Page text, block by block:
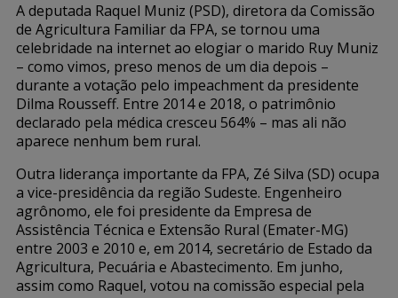
A deputada Raquel Muniz (PSD), diretora da Comissão
de Agricultura Familiar da FPA, se tornou uma
celebridade na internet ao elogiar o marido Ruy Muniz
– como vimos, preso menos de um dia depois –
durante a votação pelo impeachment da presidente
Dilma Rousseff. Entre 2014 e 2018, o patrimônio
declarado pela médica cresceu 564% – mas ali não
aparece nenhum bem rural.
Outra liderança importante da FPA, Zé Silva (SD) ocupa
a vice-presidência da região Sudeste. Engenheiro
agrônomo, ele foi presidente da Empresa de
Assistência Técnica e Extensão Rural (Emater-MG)
entre 2003 e 2010 e, em 2014, secretário de Estado da
Agricultura, Pecuária e Abastecimento. Em junho,
assim como Raquel, votou na comissão especial pela